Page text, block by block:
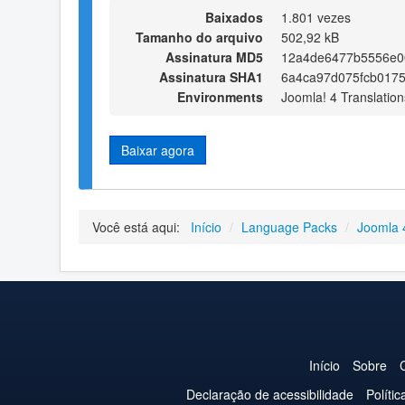
Baixados
1.801 vezes
Tamanho do arquivo
502,92 kB
Assinatura MD5
Assinatura SHA1
Environments
Joomla! 4
Baixar agora
Você está aqui: Início / Language Packs / Joomla
Início Sobre
Declaração de acessibilidade